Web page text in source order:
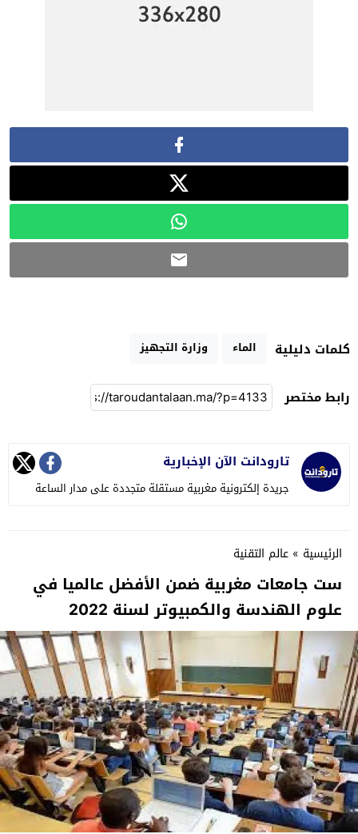
كلمات دليلية الماء وزارة التجهيز
رابط مختصر
تارودانت الآن الإخبارية
جريدة إلكترونية مغربية مستقلة متجددة على مدار الساعة
الرئيسية » عالم التقنية
ست جامعات مغربية ضمن الأفضل عالميا في
علوم الهندسة والكمبيوتر لسنة 2022